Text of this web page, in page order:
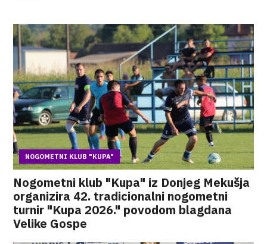
NOGOMETNI KLUB "KUPA"
Nogometni klub "Kupa" iz Donjeg Mekušja
organizira 42. tradicionalni nogometni
turnir "Kupa 2026." povodom blagdana
Velike Gospe